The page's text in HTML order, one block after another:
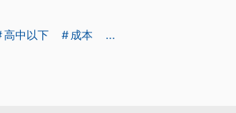
高中以下 成本 ...